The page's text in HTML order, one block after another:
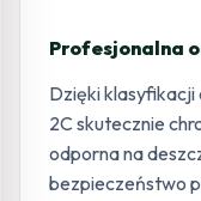
Profesjonalna
Dzięki klasyfikacji
2C skutecznie
odporna na
bezpieczeństwo